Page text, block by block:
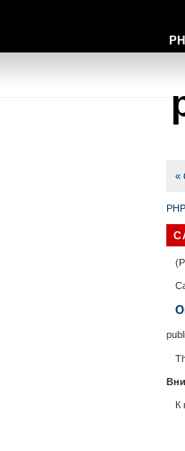
«
К